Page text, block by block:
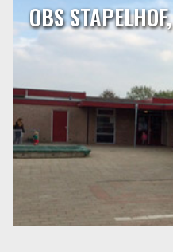
OBS
Onze school is gelegen in
Mauritsweg 10. Sinds
een leerlingaantal van
vanuit